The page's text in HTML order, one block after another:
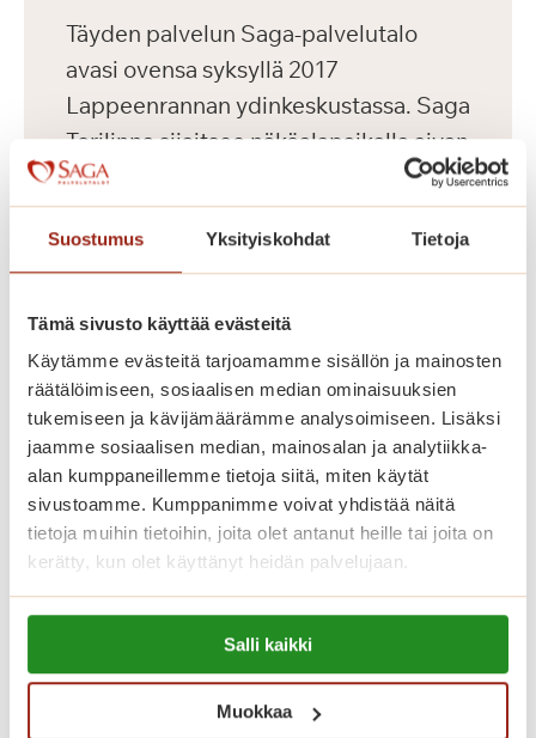
Suostumus Yksityiskohdat Tietoja
Tämä sivusto käyttää evästeitä
Käytämme evästeitä tarjoamamme sisällön ja mainosten
räätälöimiseen, sosiaalisen median ominaisuuksien
tukemiseen ja kävijämäärämme analysoimiseen. Lisäksi
jaamme sosiaalisen median, mainosalan ja analytiikka-
alan kumppaneillemme tietoja siitä, miten käytät
sivustoamme. Kumppanimme voivat yhdistää näitä
tietoja muihin tietoihin, joita olet antanut heille tai joita on
kerätty, kun olet käyttänyt heidän palvelujaan.
Lue lisää evästeistä:
https://sagacare.fi/evasteet/
Salli kaikki
Muokkaa
Täyden palvelun Saga-palvelutalo
avasi ovensa syksyllä 2017
Lappeenrannan ydinkeskustassa. Saga
Torilinna sijaitsee näköalapaikalla aivan
kauppatorin vieressä. Moderni
palvelutalokokonaisuus tarjoaa
huipputason asumista, ensiluokkaisia
kulttuuritoimintaa ikäihmisille
kauniissa ympäristössä.
Saga Torilinnassa on yhteensä 69
vuokrattavaa seniorikotia, yksiöitä ja
kaksioita. Jokaisella asukkaalla on oma
avara, esteetön ja kaunis asunto. Hyvin
varustellut senioriasunnot on
toteutettu Saga-palvelutalojen
korkeiden laatukriteerien mukaisesti.
Lisäksi talosta löytyvät asukkaiden
käyttöön yhteiset tilat